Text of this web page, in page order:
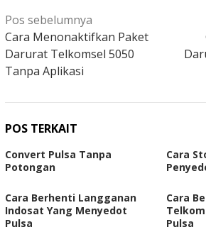
Navigasi
pos
Pos sebelumnya
Cara Menonaktifkan Paket
Darurat Telkomsel 5050
Tanpa Aplikasi
POS TERKAIT
Convert Pulsa Tanpa
Potongan
Cara
Cara Berhenti Langganan
Indosat Yang Menyedot
Pulsa
Cara
Pulsa